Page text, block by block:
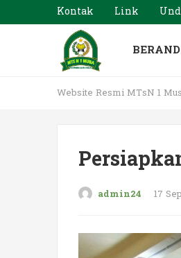
Kontak Link
Website Resmi MTsN 1
admin24 17